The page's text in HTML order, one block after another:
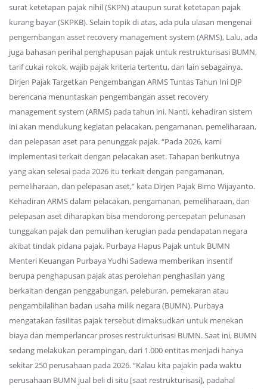
surat ketetapan pajak nihil (SKPN) ataupun surat ketetapan pajak
kurang bayar (SKPKB). Selain topik di atas, ada pula ulasan mengenai
pengembangan asset recovery management system (ARMS), Lalu, ada
juga bahasan perihal penghapusan pajak untuk restrukturisasi BUMN,
tarif cukai rokok, wajib pajak kriteria tertentu, dan lain sebagainya.
Dirjen Pajak Targetkan Pengembangan ARMS Tuntas Tahun Ini DJP
berencana menuntaskan pengembangan asset recovery
management system (ARMS) pada tahun ini. Nanti, kehadiran sistem
ini akan mendukung kegiatan pelacakan, pengamanan, pemeliharaan,
dan pelepasan aset para penunggak pajak. “Pada 2026, kami
implementasi terkait dengan pelacakan aset. Tahapan berikutnya
yang akan selesai pada 2026 itu terkait dengan pengamanan,
pemeliharaan, dan pelepasan aset,” kata Dirjen Pajak Bimo Wijayanto.
Kehadiran ARMS dalam pelacakan, pengamanan, pemeliharaan, dan
pelepasan aset diharapkan bisa mendorong percepatan pelunasan
tunggakan pajak dan pemulihan kerugian pada pendapatan negara
akibat tindak pidana pajak. Purbaya Hapus Pajak untuk BUMN
Menteri Keuangan Purbaya Yudhi Sadewa memberikan insentif
berupa penghapusan pajak atas perolehan penghasilan yang
berkaitan dengan penggabungan, peleburan, pemekaran atau
pengambilalihan badan usaha milik negara (BUMN). Purbaya
mengatakan fasilitas pajak tersebut dimaksudkan untuk menekan
biaya dan memperlancar proses restrukturisasi BUMN. Saat ini, BUMN
sedang melakukan perampingan, dari 1.000 entitas menjadi hanya
sekitar 250 perusahaan pada 2026. “Kalau kita pajakin pada waktu
perusahaan BUMN jual beli di situ [saat restrukturisasi], padahal